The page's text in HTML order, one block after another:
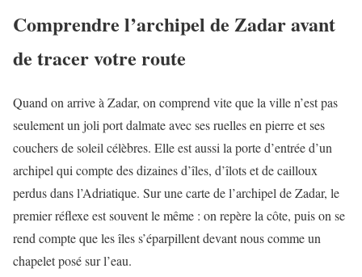
Comprendre l’archipel de Zadar avant
de tracer votre route
Quand on arrive à Zadar, on comprend vite que la ville n’est pas
seulement un joli port dalmate avec ses ruelles en pierre et ses
couchers de soleil célèbres. Elle est aussi la porte d’entrée d’un
archipel qui compte des dizaines d’îles, d’îlots et de cailloux
perdus dans l’Adriatique. Sur une carte de l’archipel de Zadar, le
premier réflexe est souvent le même : on repère la côte, puis on se
rend compte que les îles s’éparpillent devant nous comme un
chapelet posé sur l’eau.